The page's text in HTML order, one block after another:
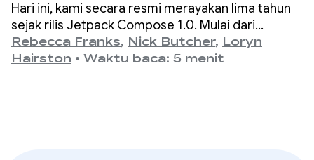
Hari ini, kami secara resmi merayakan lima tahun
sejak rilis Jetpack Compose 1.0. Mulai dari
versi 1.0, yang diumumkan pada 28 Juli 2021,
hingga rilis 1.11 terbaru, kami telah melihat evolusi
Rebecca Franks, Nick Butcher, Loryn
Hairston • Waktu baca: 5 menit